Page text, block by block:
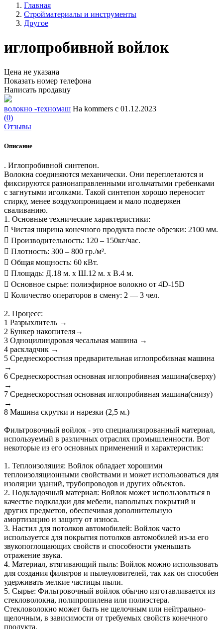
Главная
Стройматериалы и инструменты
Другое
иглопробивной войлок
Цена не указана
Показать номер телефона
Написать продавцу
волокно -техномаш На kommers с 01.12.2023
(0)
Отзывы
Описание
. Иглопробивной синтепон.
Волокна соединяются механически. Они переплетаются и
фиксируются разнонаправленными игольчатыми гребенками
с загнутыми иголками. Такой синтепон хорошо переносит
стирку, менее воздухопроницаем и мало подвержен
сваливанию.
1. Основные технические характеристики:
 Чистая ширина конечного продукта после обрезки: 2100 мм.
 Производительность: 120 – 150кг/час.
 Плотность: 300 – 800 гр./м².
 Общая мощность: 60 кВт.
 Площадь: Д.18 м. х Ш.12 м. х В.4 м.
 Основное сырье: полиэфирное волокно от 4D-15D
 Количество операторов в смену: 2 — 3 чел.
2. Процесс:
1 Разрыхлитель →
2 Бункер накопителя→
3 Одноцилиндровая чесальная машина →
4 раскладчик →
5 Среднескоростная предварительная иглопробивная машина
→
6 Среднескоростная основная иглопробивная машина(сверху)
→
7 Среднескоростная основная иглопробивная машина(снизу)
→
8 Машина скрутки и нарезки (2,5 м.)
Фильтровочный войлок - это специализированный материал,
используемый в различных отраслях промышленности. Вот
некоторые из его основных применений и характеристик:
1. Теплоизоляция: Войлок обладает хорошими
теплоизоляционными свойствами и может использоваться для
изоляции зданий, трубопроводов и других объектов.
2. Подкладочный материал: Войлок может использоваться в
качестве подкладки для мебели, напольных покрытий и
других предметов, обеспечивая дополнительную
амортизацию и защиту от износа.
3. Настил для потолков автомобилей: Войлок часто
используется для покрытия потолков автомобилей из-за его
звукопоглощающих свойств и способности уменьшать
отражение звука.
4. Материал, втягивающий пыль: Войлок можно использовать
для создания фильтров и пылеуловителей, так как он способен
удерживать мелкие частицы пыли.
5. Сырье: Фильтровочный войлок обычно изготавливается из
стекловолокна, полипропилена или полиэстера.
Стекловолокно может быть не щелочным или нейтрально-
щелочным, в зависимости от требуемых свойств конечного
продукта.